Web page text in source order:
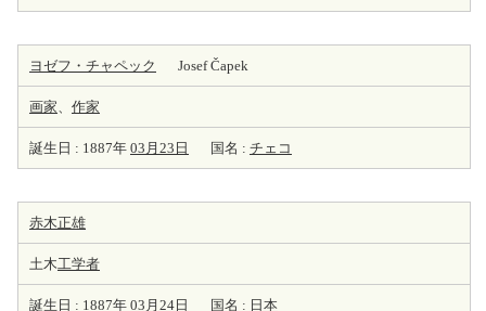
ヨゼフ・チャペック Josef Čapek
画家、 作家
誕生日 : 1887年 03月23日 国名 : チェコ
赤木正雄
土木工学者
誕生日 : 1887年 03月24日 国名 : 日本